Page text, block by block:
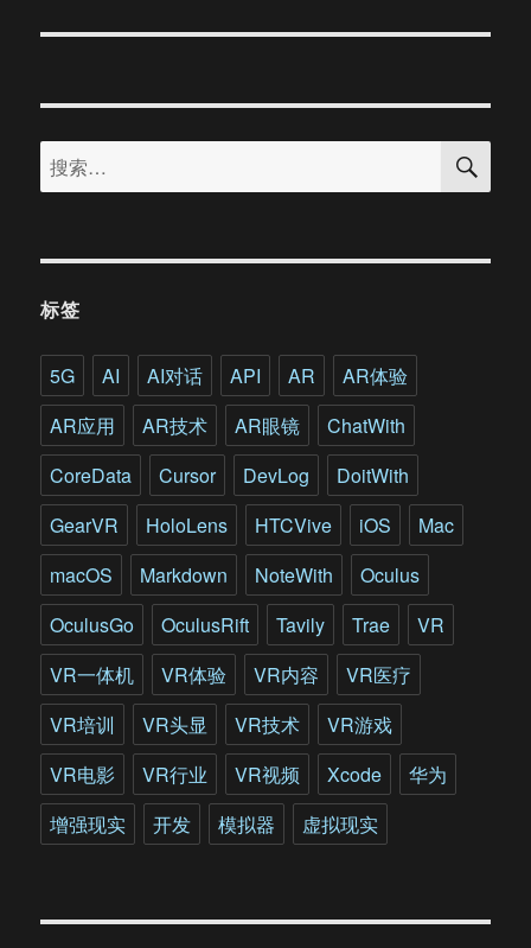
章：
搜
索：
搜
标签
5G AI AI对话 API AR
AR体验
AR应用
AR技术 AR眼镜
ChatWith
CoreData
Cursor DevLog
DoitWith
GearVR
HoloLens HTCVive iOS
Mac
macOS
Markdown NoteWith
Oculus
OculusGo
OculusRift Tavily Trae
VR
VR一体机
VR体验 VR内容
VR医疗
VR培训
VR头显 VR技术
VR游戏
VR电影
VR行业 VR视频 Xcode
华为
增强现实
开发 模拟器 虚拟现实